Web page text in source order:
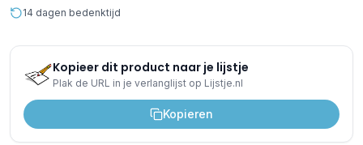
14 dagen bedenktijd
Kopieer dit product naar je lijstje
Plak de URL in je verlanglijst op Lijstje.nl
Kopieren